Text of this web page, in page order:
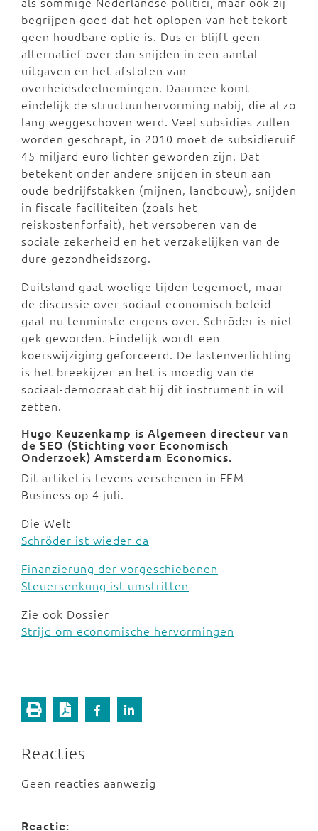
begrijpen goed dat het oplopen van het tekort
geen houdbare optie is. Dus er blijft geen
alternatief over dan snijden in een aantal
uitgaven en het afstoten van
overheidsdeelnemingen. Daarmee komt
eindelijk de structuurhervorming nabij, die al zo
lang weggeschoven werd. Veel subsidies zullen
worden geschrapt, in 2010 moet de subsidieruif
45 miljard euro lichter geworden zijn. Dat
betekent onder andere snijden in steun aan
oude bedrijfstakken (mijnen, landbouw), snijden
in fiscale faciliteiten (zoals het
reiskostenforfait), het versoberen van de
sociale zekerheid en het verzakelijken van de
dure gezondheidszorg.
Duitsland gaat woelige tijden tegemoet, maar
de discussie over sociaal-economisch beleid
gaat nu tenminste ergens over. Schröder is niet
gek geworden. Eindelijk wordt een
koerswijziging geforceerd. De lastenverlichting
is het breekijzer en het is moedig van de
sociaal-democraat dat hij dit instrument in wil
zetten.
Hugo Keuzenkamp is Algemeen directeur van
de SEO (Stichting voor Economisch
Onderzoek) Amsterdam Economics.
Dit artikel is tevens verschenen in FEM
Business op 4 juli.
Die Welt
Schröder ist wieder da
Finanzierung der vorgeschiebenen
Steuersenkung ist umstritten
Zie ook Dossier
Strijd om economische hervormingen
Reacties
Geen reacties aanwezig
Reactie: